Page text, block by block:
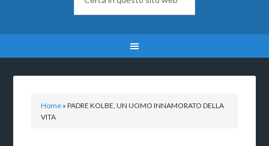
Home »PADRE KOLBE, UN UOMO INNAMORATO DELLA
VITA